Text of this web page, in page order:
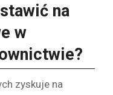
na
w
zyskuje na